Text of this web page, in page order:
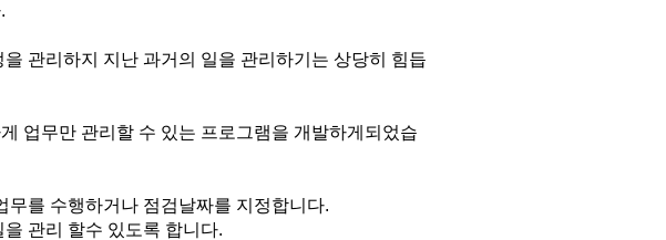
관리하지 지난 과거의 일을 관리하기는 상당히 힘듭
업무만 관리할 수 있는 프로그램을 개발하게되었습
를 수행하거나 점검날짜를 지정합니다.
관리 할수 있도록 합니다.